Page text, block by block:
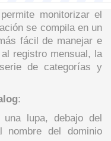
monitorizar el
se compila en un
fácil de manejar e
registro mensual, la
de categorías y
:
lupa, debajo del
nombre del dominio